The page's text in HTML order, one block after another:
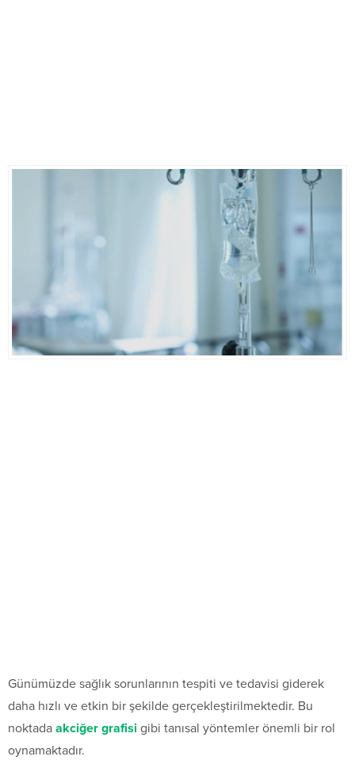
Günümüzde sağlık sorunlarının tespiti ve tedavisi giderek
daha hızlı ve etkin bir şekilde gerçekleştirilmektedir. Bu
noktada akciğer grafisi gibi tanısal yöntemler önemli bir rol
oynamaktadır.